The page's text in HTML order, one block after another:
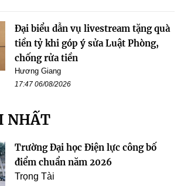
Đại biểu dẫn vụ livestream tặng quà
tiền tỷ khi góp ý sửa Luật Phòng,
chống rửa tiền
Hương Giang
17:47 06/08/2026
NHẤT
Trường Đại học Điện lực công bố
điểm chuẩn năm 2026
Trọng Tài